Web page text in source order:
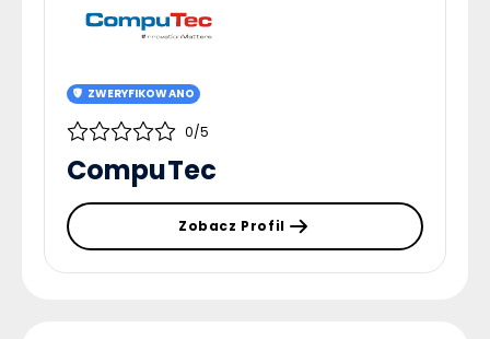
ZWERYFIKOWANO
0/5
CompuTec
Zobacz Profil